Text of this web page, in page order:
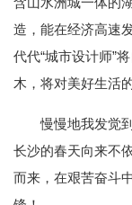
造，能在经济高速
代代“城市设计师”
木，将对美好生活
慢慢地我发觉
长沙的春天向来不
而来，在艰苦奋斗